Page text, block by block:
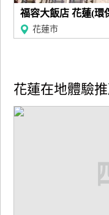
福容大飯店 花蓮(環
花蓮市
花蓮在地體驗